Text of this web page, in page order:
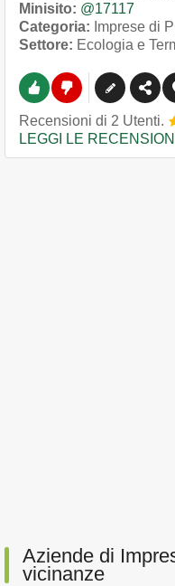
Minisito: @17117
Categoria: Imprese di
Settore: Ecologia e
Recensioni di 2 Utenti.
LEGGI LE RECENSIONI
Aziende di
vicinanze